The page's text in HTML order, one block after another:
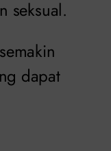
seksual.
dapat